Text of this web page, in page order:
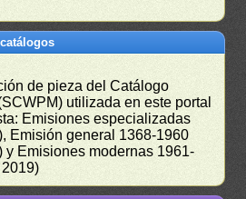
de pieza del Catálogo
utilizada en este portal
Emisiones especializadas
Emisión general 1368-1960
y Emisiones modernas 1961-